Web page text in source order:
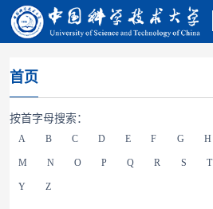
首页
按首字母搜索：
A B C D E F G H
M N O P Q R S T
Y Z